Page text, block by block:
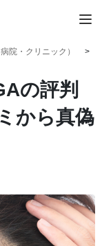
院・クリニック）
の評判
から真偽